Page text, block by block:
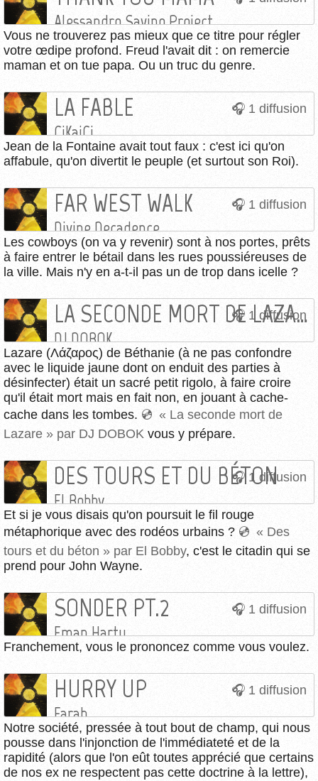
Alessandro Savino Project
Vous ne trouverez pas mieux que ce titre pour régler
votre œdipe profond. Freud l'avait dit : on remercie
maman et on tue papa. Ou un truc du genre.
1 diffusion
LA FABLE
CiKaiCi
Jean de la Fontaine avait tout faux : c'est ici qu'on
affabule, qu'on divertit le peuple (et surtout son Roi).
1 diffusion
FAR WEST WALK
Divine Decadence
Les cowboys (on va y revenir) sont à nos portes, prêts
à faire entrer le bétail dans les rues poussiéreuses de
la ville. Mais n'y en a-t-il pas un de trop dans icelle ?
1 diffusion
LA SECONDE MORT DE LAZARE
DJ DOBOK
Lazare (Λάζαρος) de Béthanie (à ne pas confondre
avec le liquide jaune dont on enduit des parties à
désinfecter) était un sacré petit rigolo, à faire croire
qu'il était mort mais en fait non, en jouant à cache-
cache dans les tombes.
« La seconde mort de
Lazare » par DJ DOBOK vous y prépare.
1 diffusion
DES TOURS ET DU BÉTON
El Bobby
Et si je vous disais qu'on poursuit le fil rouge
métaphorique avec des rodéos urbains ?
« Des
tours et du béton » par El Bobby, c'est le citadin qui se
prend pour John Wayne.
1 diffusion
SONDER PT.2
Eman Hartu
Franchement, vous le prononcez comme vous voulez.
1 diffusion
HURRY UP
Farah
Notre société, pressée à tout bout de champ, qui nous
pousse dans l'injonction de l'immédiateté et de la
rapidité (alors que l'on eût toutes apprécié que certains
de nos ex ne respectent pas cette doctrine à la lettre),